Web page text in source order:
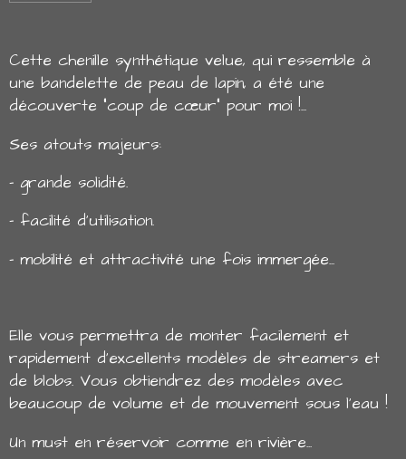
Cette chenille synthétique velue, qui ressemble à
une bandelette de peau de lapin, a été une
découverte "coup de cœur" pour moi !...
Ses atouts majeurs:
- grande solidité.
- facilité d'utilisation.
- mobilité et attractivité une fois immergée...
Elle vous permettra de monter facilement et
rapidement d'excellents modèles de streamers et
de blobs. Vous obtiendrez des modèles avec
beaucoup de volume et de mouvement sous l'eau !
Un must en réservoir comme en rivière...